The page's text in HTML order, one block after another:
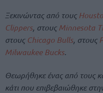
Ξεκινώντας από τους
Clippers, στουςMinnesota
στους Chicago Bulls, στους
Milwaukee Bucks.
Θεωρήθηκε ένας από τους
κάτι που επιβεβαιώθηκε